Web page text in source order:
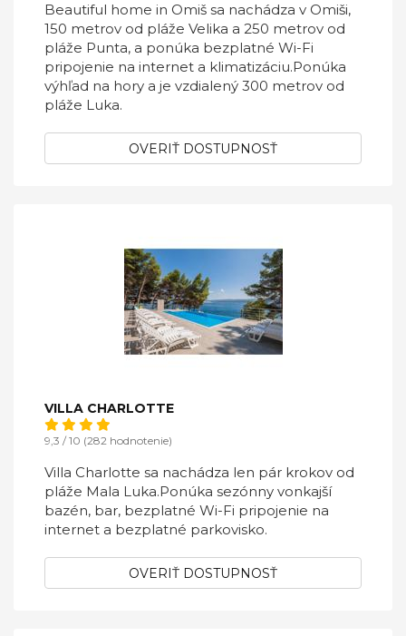
Beautiful home in Omiš sa nachádza v Omiši,
150 metrov od pláže Velika a 250 metrov od
pláže Punta, a ponúka bezplatné Wi-Fi
pripojenie na internet a klimatizáciu.Ponúka
výhľad na hory a je vzdialený 300 metrov od
pláže Luka.
OVERIŤ DOSTUPNOSŤ
VILLA CHARLOTTE
9,3 / 10 (282 hodnotenie)
Villa Charlotte sa nachádza len pár krokov od
pláže Mala Luka.Ponúka sezónny vonkajší
bazén, bar, bezplatné Wi-Fi pripojenie na
internet a bezplatné parkovisko.
OVERIŤ DOSTUPNOSŤ